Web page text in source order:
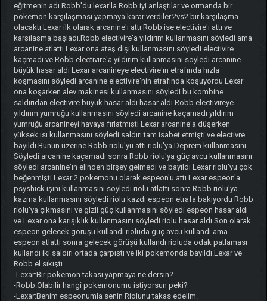
eğitmenin adı Robb'du.lexar'la Robb iyi anlaştılar ve ormanda bir
pokemon karşılaşması yapmaya karar verdiler.2vs2 bir karşılaşma
olacaktı Lexar ilk olarak arcanine'ı attı Robb ise electivire'ı attı ve
karşılaşma başladı.Robb electivire'a yıldırım kullanmasını söyledi ama
arcanine atlattı Lexar ona ateş dişi kullanmasını söyledi electivire
kaçmadı ve Robb electivire'a yıldırım kullanmasını söyledi arcanine
büyük hasar aldı Lexar arcanineye electivire'ın etrafında hızla
koşmasını söyledi arcanine electivire'nin etrafında koşuyordu Lexar
ona koşarken alev makinesi kullanmasını söyledi bu kombine
saldırıdan electivire büyük hasar aldı hasar aldı.Robb electivireye
yıldırım yumruğu kullanmasını söyledi arcanine kaçamadı yıldırım
yumruğu arcanineyi havaya fırlatmıştı Lexar arcanine'a düşerken
yüksek ısı kullanmasını söyledi saldırı tam isabet etmişti ve electivre
bayıldı.Bunun üzerine Robb riolu'yu attı riolu'ya Deprem kullanmasını
Söyledi arcanine kaçamadı sonra Robb riolu'ya güç avcu kullanmasını
söyledi arcanine'ın elinden birşey gelmedi ve bayıldı Lexar riolu'yu çok
beğenmişti.Lexar 2.pokemonu olarak espeon'u attı Lexar espeon'a
psyshick ışını kullanmasını söyledi riolu atlattı sonra Robb riolu'ya
kazma kullanmasını söyledi riolu kazdı espeon etrafa bakıyordu Robb
riolu'ya çıkmasını ve gizli güç kullanmasını söyledi espeon hasar aldı
ve Lexar ona karışıklık kullanmasını söyledi riolu hasar aldı.Son olarak
espeon gelecek görüşü kullandı rioluda güç avcu kullandı ama
espeon atlattı sonra gelecek görüşü kullandı rioluda odak patlaması
kullandı iki saldırı ortada çarpıştı ve iki pokemonda bayıldı.Lexar ve
Robb el sıkıştı.
-Lexar:Bir pokemon takası yapmaya ne dersin?
-Robb:Olabilir hangi pokemonumu istiyorsun peki?
-Lexar:Benim espeonumla senin Riolunu takas edelim.